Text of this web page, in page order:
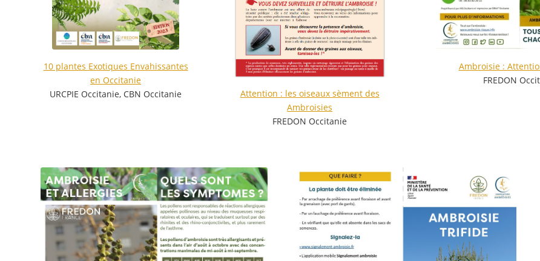
10 plantes Exotiques Envahissantes
en Occitanie
URCPIE Occitanie, CBN Occitanie
Attention : les oiseaux sèment des
Ambroisies
FREDON Occitanie
Ambroisie :
FREDON